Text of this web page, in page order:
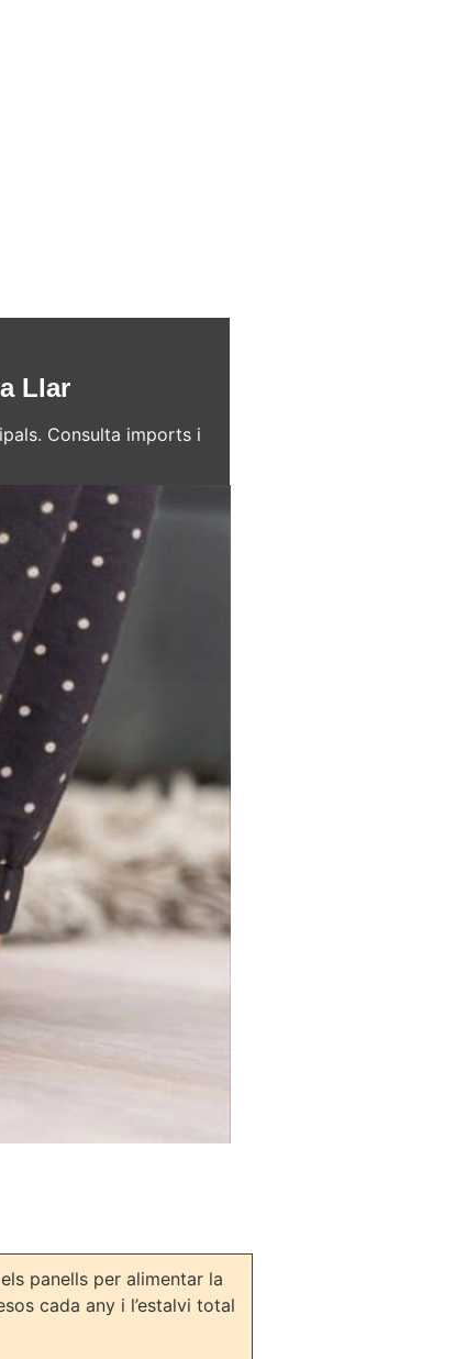
Llar
Consulta imports i
panells per alimentar la
cada any i l’estalvi total